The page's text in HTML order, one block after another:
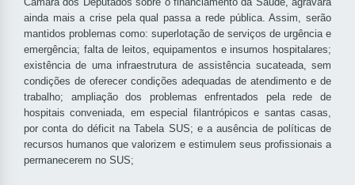
ainda mais a crise pela qual passa a rede pública. Assim, serão
mantidos problemas como: superlotação de serviços de urgência e
emergência; falta de leitos, equipamentos e insumos hospitalares;
existência de uma infraestrutura de assistência sucateada, sem
condições de oferecer condições adequadas de atendimento e de
trabalho; ampliação dos problemas enfrentados pela rede de
hospitais conveniada, em especial filantrópicos e santas casas,
por conta do déficit na Tabela SUS; e a ausência de políticas de
recursos humanos que valorizem e estimulem seus profissionais a
permanecerem no SUS;